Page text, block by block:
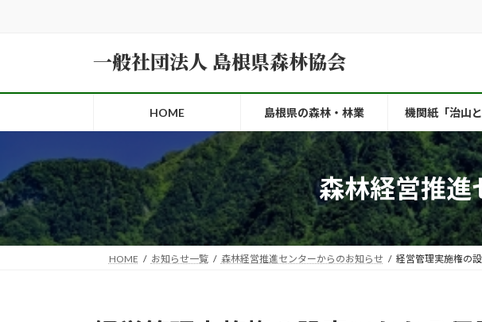
プ
動
一般社団法人 島根県森林協会
HOME 島根県の森林・林業 機関紙「治山と
森林経営推進
HOME お知らせ一覧 森林経営推進センターからのお知らせ 経営管理実施権の